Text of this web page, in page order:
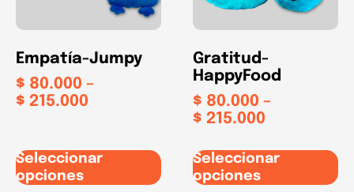
Empatía-Jumpy
$ 80.000 –
$ 215.000
Seleccionar
opciones
Gratitud-
HappyFood
$ 80.000 –
$ 215.000
Seleccionar
opciones